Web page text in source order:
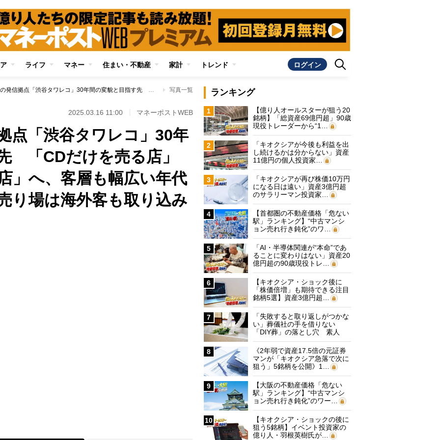
ライフ マネー 住まい・不動産 家計 トレンド ログイン
音楽シーンの発信拠点「渋谷タワレコ」30年間の変貌と目指す先 「CDだけを売る店」から「体験できる店」へ、客層も幅広い年代に変化 レコード売り場は海外客も取り込み賑わう 写真一覧
2025.03.16 11:00 マネーポストWEB
点「渋谷タワレコ」30年
「CDだけを売る店」
」へ、客層も幅広い年代
場は海外客も取り込み
ランキング
1
【億り人オールスターが狙う20
銘柄】「総資産69億円超」90歳
現役トレーダーから“1…
2
「キオクシアが今後も利益を出
し続けるかは分からない」資産
11億円の個人投資家…
3
「キオクシアが再び株価10万円
になる日は遠い」資産3億円超
のサラリーマン投資家…
4
【首都圏の不動産価格「危ない
駅」ランキング】“中古マンシ
ョン売れ行き鈍化”のワ…
5
「AI・半導体関連が“本命”であ
ることに変わりはない」資産20
億円超の90歳現役トレ…
6
【キオクシア・ショック後に
「株価倍増」も期待できる注目
銘柄5選】資産3億円超…
7
「失敗すると取り返しがつかな
い」葬儀社の手を借りない
「DIY葬」の落とし穴 素人
に…
8
《2年弱で資産17.5倍の元証券
マンが「キオクシア急落で次に
狙う」5銘柄を公開》1…
9
【大阪の不動産価格「危ない
駅」ランキング】“中古マンシ
ョン売れ行き鈍化”のワー…
10
【キオクシア・ショックの後に
狙う5銘柄】イベント投資家の
億り人・羽根英樹氏が…